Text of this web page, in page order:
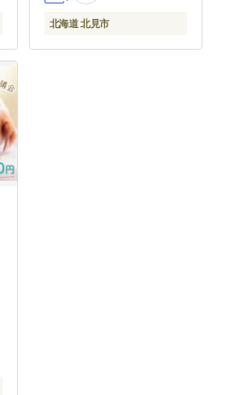
北海道 北見市